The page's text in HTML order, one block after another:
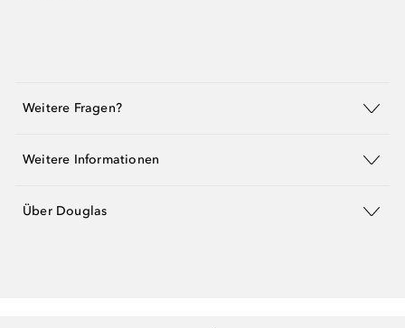
Weitere Fragen?
Weitere Informationen
Über Douglas